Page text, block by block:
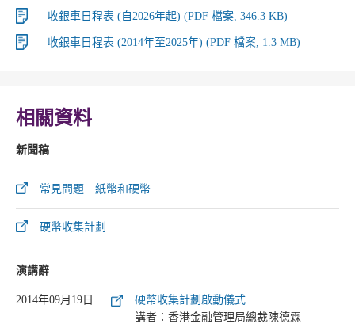
收銀車日程表 (自2026年起) (PDF 檔案, 346.3 KB)
收銀車日程表 (2014年至2025年) (PDF 檔案, 1.3 MB)
相關資料
新聞稿
常見問題－紙幣和硬幣
硬幣收集計劃
演講辭
2014年09月19日
硬幣收集計劃啟動儀式
講者：香港金融管理局總裁陳德霖